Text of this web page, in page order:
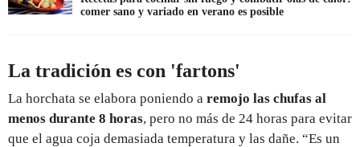
comer sano y variado en verano es posible
La tradición es con 'fartons'
La horchata se elabora poniendo a remojo las chufas al
menos durante 8 horas, pero no más de 24 horas para evitar
que el agua coja demasiada temperatura y las dañe. “Es un